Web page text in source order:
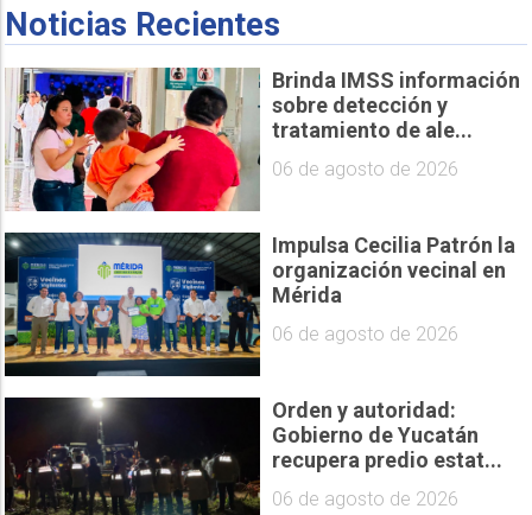
Noticias Recientes
Brinda IMSS información
sobre detección y
tratamiento de ale...
06 de agosto de 2026
Impulsa Cecilia Patrón la
organización vecinal en
Mérida
06 de agosto de 2026
Orden y autoridad:
Gobierno de Yucatán
recupera predio estat...
06 de agosto de 2026